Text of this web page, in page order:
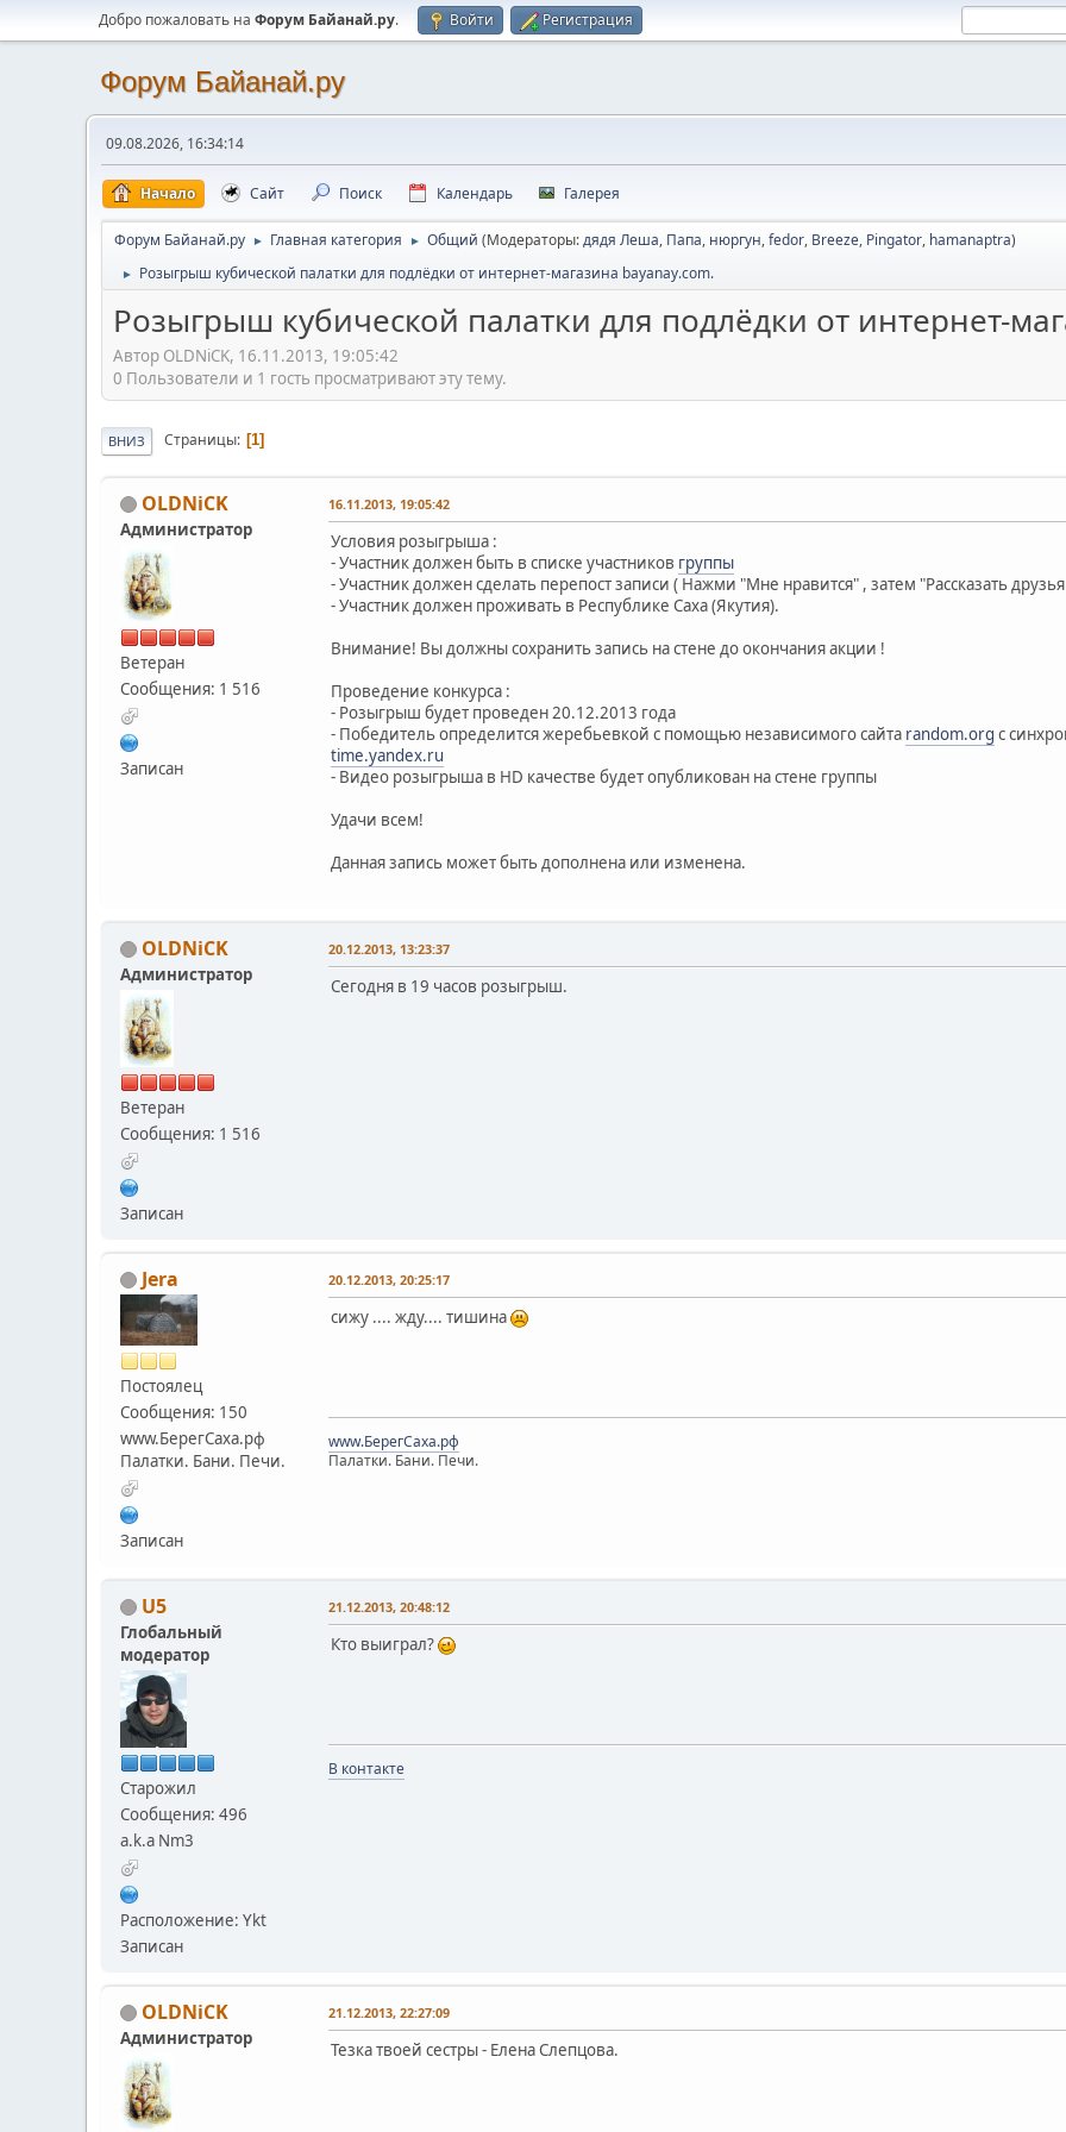
Добро пожаловать на Форум Байанай.ру. Войти Регистрация
Форум Байанай.ру
09.08.2026, 16:34:14
Начало Сайт Поиск Календарь Галерея
Форум Байанай.ру ► Главная категория ► Общий (Модераторы:дядя Леша, Папа, нюргун,fedor, Breeze, Pingator, hamanaptra)
► Розыгрыш кубической палатки для подлёдки от интернет-магазина bayanay.com.
Розыгрыш кубической палатки для подлёдки от интернет-
Автор OLDNiCK, 16.11.2013, 19:05:42
0 Пользователи и 1 гость просматривают эту тему.
ВНИЗ Страницы 1
OLDNiCK
Администратор
Ветеран
Сообщения: 1 516
Записан
16.11.2013, 19:05:42
Условия розыгрыша :
- Участник должен быть в списке участников группы
- Участник должен сделать перепост записи ( Нажми "Мне нравится" , затем "Рассказать
- Участник должен проживать в Республике Саха (Якутия).
Внимание! Вы должны сохранить запись на стене до окончания акции !
Проведение конкурса :
- Розыгрыш будет проведен 20.12.2013 года
- Победитель определится жеребьевкой с помощью независимого сайта random.org c
time.yandex.ru
- Видео розыгрыша в HD качестве будет опубликован на стене группы
Удачи всем!
Данная запись может быть дополнена или изменена.
OLDNiCK
Администратор
Ветеран
Сообщения: 1 516
Записан
20.12.2013, 13:23:37
Сегодня в 19 часов розыгрыш.
Jera
Постоялец
Сообщения: 150
www.БерегСаха.рф
Палатки. Бани. Печи.
Записан
20.12.2013, 20:25:17
сижу .... жду.... тишина
www.БерегСаха.рф
Палатки. Бани. Печи.
U5
Глобальный
модератор
Старожил
Сообщения: 496
a.k.a Nm3
Расположение: Ykt
Записан
21.12.2013, 20:48:12
Кто выиграл?
В контакте
OLDNiCK
Администратор
21.12.2013, 22:27:09
Тезка твоей сестры - Елена Слепцова.